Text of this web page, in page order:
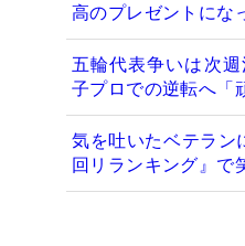
高のプレゼントにな
五輪代表争いは次
子プロでの逆転へ「
気を吐いたベテラ
回リランキング』で